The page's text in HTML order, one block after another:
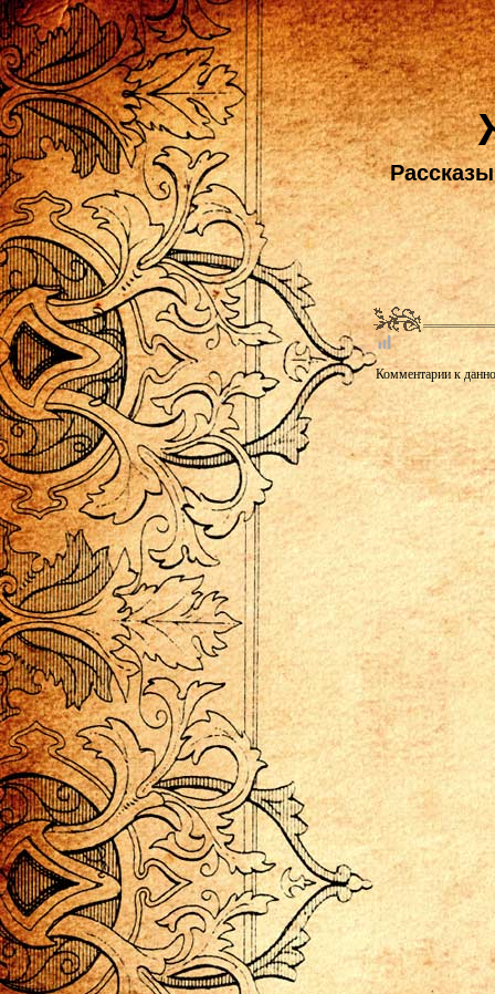
Комментарии к